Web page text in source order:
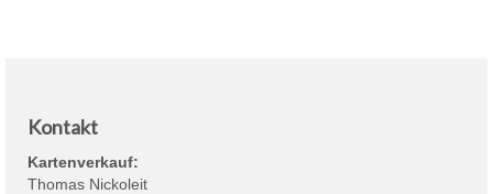
Kontakt
Kartenverkauf:
Thomas Nickoleit